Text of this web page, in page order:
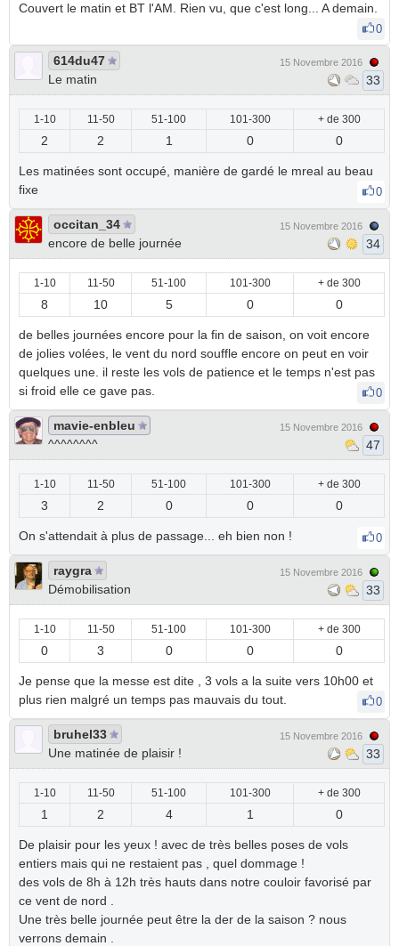
Couvert le matin et BT l'AM. Rien vu, que c'est long... A demain.
0
614du47
Le matin
15 Novembre 2016
33
1-10 11-50 51-100 101-300 + de 300
2 2 1 0 0
Les matinées sont occupé, manière de gardé le mreal au beau
fixe
0
occitan_34
encore de belle journée
15 Novembre 2016
34
1-10 11-50 51-100 101-300 + de 300
8 10 5 0 0
de belles journées encore pour la fin de saison, on voit encore
de jolies volées, le vent du nord souffle encore on peut en voir
quelques une. il reste les vols de patience et le temps n'est pas
si froid elle ce gave pas.
0
mavie-enbleu
^^^^^^^^
15 Novembre 2016
47
1-10 11-50 51-100 101-300 + de 300
3 2 0 0 0
On s'attendait à plus de passage... eh bien non ! 0
raygra
Démobilisation
15 Novembre 2016
33
1-10 11-50 51-100 101-300 + de 300
0 3 0 0 0
Je pense que la messe est dite , 3 vols a la suite vers 10h00 et
plus rien malgré un temps pas mauvais du tout.
0
bruhel33
Une matinée de plaisir !
15 Novembre 2016
33
1-10 11-50 51-100 101-300 + de 300
1 2 4 1 0
De plaisir pour les yeux ! avec de très belles poses de vols
entiers mais qui ne restaient pas , quel dommage !
des vols de 8h à 12h très hauts dans notre couloir favorisé par
ce vent de nord .
Une très belle journée peut être la der de la saison ? nous
verrons demain .